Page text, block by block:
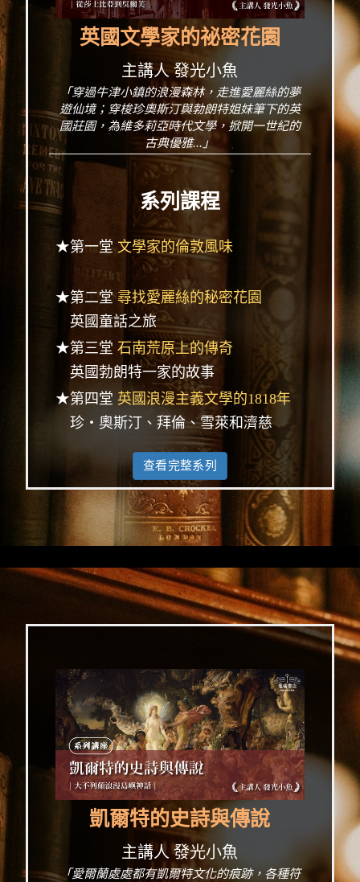
英國文學家的祕密花園
主講人 發光小魚
「穿過牛津小鎮的浪漫森林，走進愛麗絲的夢
遊仙境；穿梭珍奧斯汀與勃朗特姐妹筆下的英
國莊園，為維多莉亞時代文學，掀開一世紀的
古典優雅...」
系列課程
★第一堂文學家的倫敦風味
★第二堂尋找愛麗絲的秘密花園
英國童話之旅
★第三堂 石南荒原上的傳奇
英國勃朗特一家的故事
★第四堂 英國浪漫主義文學的1818年
珍‧奧斯汀、拜倫、雪萊和濟慈
查看完整系列
凱爾特的史詩與傳說
主講人 發光小魚
「愛爾蘭處處都有凱爾特文化的痕跡，各種符